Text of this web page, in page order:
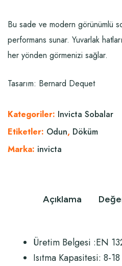
Bu sade ve modern görünümlü
performans sunar. Yuvarlak
her yönden görmenizi sağlar.
Tasarım: Bernard Dequet
Kategoriler: Invicta Sobalar
Etiketler: Odun, Döküm
Marka: invicta
Açıklama
Üretim Belgesi :EN
Isıtma Kapasitesi: 8-